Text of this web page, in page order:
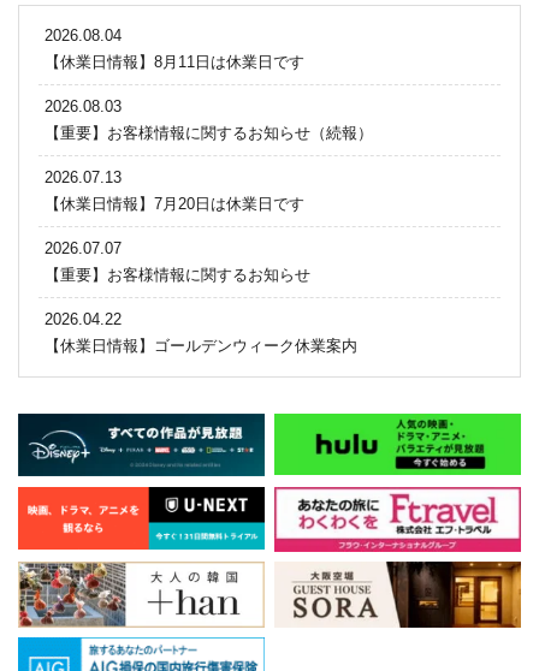
2026.08.04
【休業日情報】8月11日は休業日です
2026.08.03
【重要】お客様情報に関するお知らせ（続報）
2026.07.13
【休業日情報】7月20日は休業日です
2026.07.07
【重要】お客様情報に関するお知らせ
2026.04.22
【休業日情報】ゴールデンウィーク休業案内